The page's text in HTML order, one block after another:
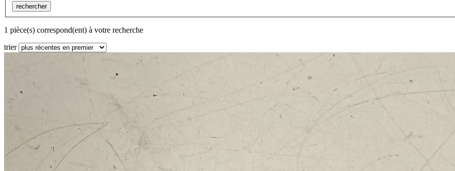
rechercher
1 pièce(s) correspond(ent) à votre recherche
trier